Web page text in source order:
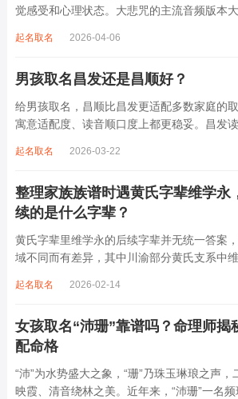
觉感受和心理状态。大悲咒的主流音频版本
急促的鼓点，这类音频本身具备静心的基础
起名取名 2026-04-06
男孩取名昌发还是昌顺好？
给男孩取名，昌顺比昌发更适配多数家庭的
寓意适配度、读音顺口度上都更稳妥。昌发
离叫名字时辨识度不高。昌字本义为兴盛、
起名取名 2026-03-22
整理家族族谱时遇黄氏字辈维学永
续的是什么字辈？
黄氏字辈里维学永的后续字辈并无统一答案
域不同而有差异，其中川渝部分黄氏支系中
某支系的续修字辈，在安岳、岳池一带的黄
起名取名 2026-02-14
女孩取名“沛珊”靠谱吗？命理师揭
配命格
“沛”为水势盛大之象，“珊”乃珠玉琳琅之声
映霞、清音绕林之美。近年来，“沛珊”一名